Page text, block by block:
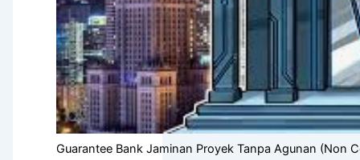
Guarantee Bank Jaminan Proyek Tanpa Agunan (Non